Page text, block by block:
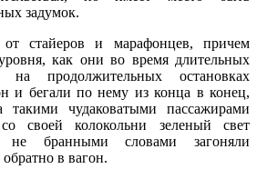
задумок.
стайеров и марафонцев, причем
как они во время длительных
продолжительных остановках
и бегали по нему из конца в конец,
чудаковатыми пассажирами
своей колокольни зеленый свет
бранными словами загоняли
в вагон.